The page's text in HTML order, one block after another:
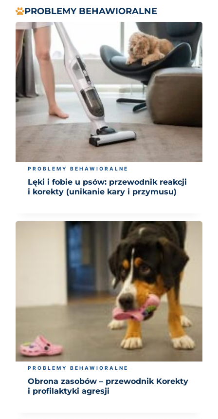
PROBLEMY BEHAWIORALNE
PROBLEMY BEHAWIORALNE
Lęki i fobie u psów: przewodnik reakcji
i korekty (unikanie kary i przymusu)
PROBLEMY BEHAWIORALNE
Obrona zasobów – przewodnik Korekty
i profilaktyki agresji